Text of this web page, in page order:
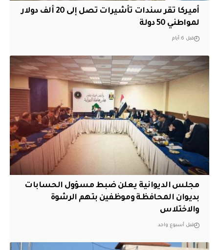
أميركا تقر سندات تأشيرات تصل إلى 20 ألف دولار
لمواطني 50 دولة
قبل 6 أيام
مجلس الديوانية يعلن ضبط مسؤول الحسابات
بديوان المحافظة وموظفين بتهم الرشوة
والاختلاس
قبل أسبوع واحد